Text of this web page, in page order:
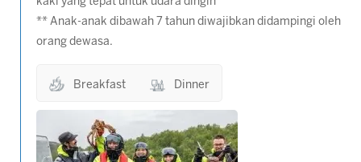
** Anak-anak dibawah 7 tahun diwajibkan didampingi oleh
orang dewasa.
Breakfast Dinner